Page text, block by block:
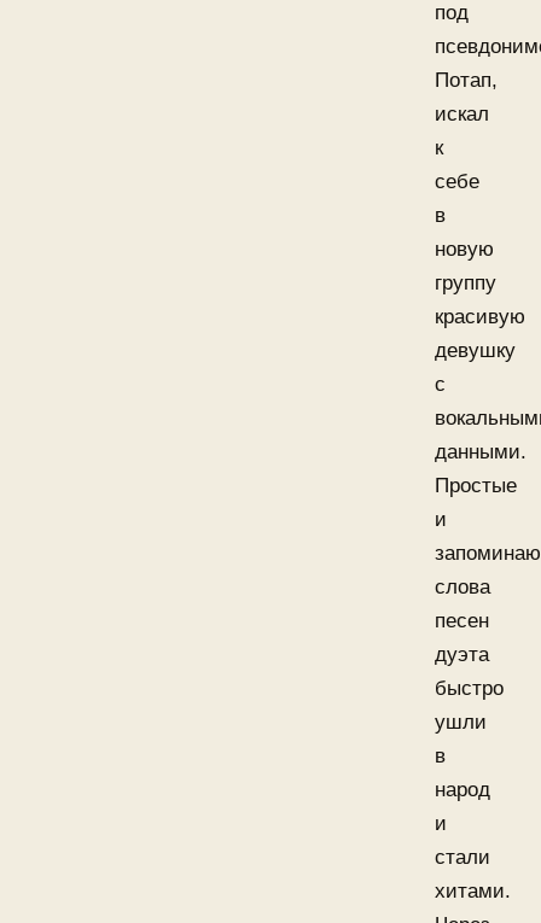
под
Потап,
искал
к
себе
в
новую
группу
красивую
девушку
с
данными.
Простые
и
слова
песен
дуэта
быстро
ушли
в
народ
и
стали
хитами.